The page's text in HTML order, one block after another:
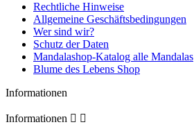
Rechtliche Hinweise
Allgemeine Geschäftsbedingungen
Wer sind wir?
Schutz der Daten
Mandalashop-Katalog alle Mandalas
Blume des Lebens Shop
Informationen
Informationen  